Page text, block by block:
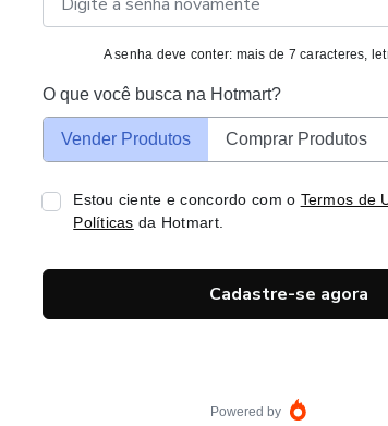
A senha deve conter: mais de 7 caracteres,
O que você busca na Hotmart?
Vender Produtos Comprar Produtos
Estou ciente e concordo com o Termos de
Políticas da Hotmart.
Cadastre-se agora
Powered by